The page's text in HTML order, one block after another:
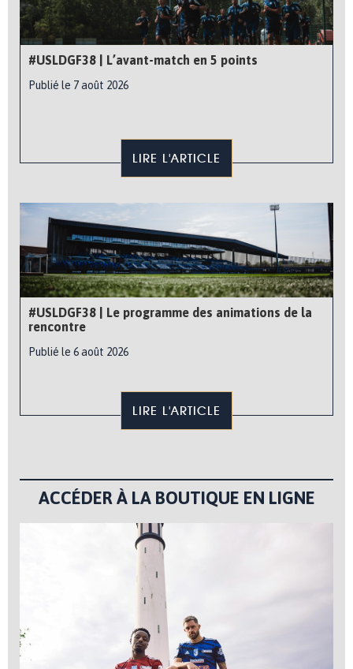
#USLDGF38 | L’avant-match en 5 points
Publié le 7 août 2026
LIRE L'ARTICLE
#USLDGF38 | Le programme des animations de la
rencontre
Publié le 6 août 2026
LIRE L'ARTICLE
ACCÉDER À LA BOUTIQUE EN LIGNE